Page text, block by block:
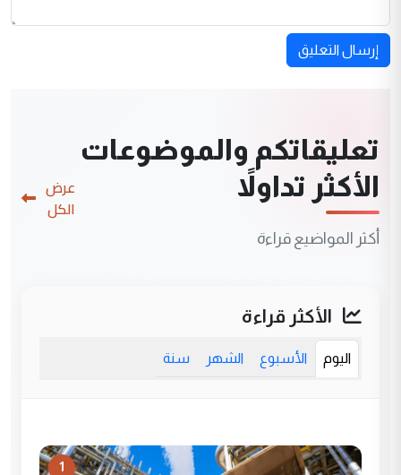
إرسال التعليق
تعليقاتكم والموضوعات
الأكثر تداولاً
أكثر المواضيع قراءة
عرض
الكل
الأكثر قراءة
اليوم الأسبوع الشهر سنة
1